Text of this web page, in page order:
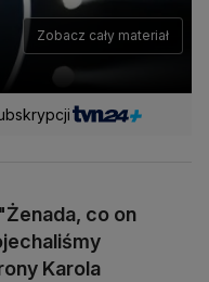
Zobacz cały materiał
"Żenada, co on
Karola